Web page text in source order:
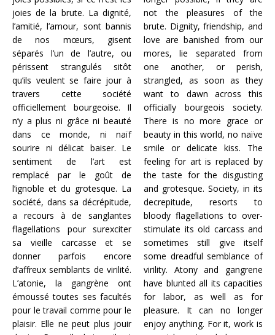
joies de la brute. La dignité,
l’amitié, l’amour, sont bannis
de nos mœurs, gisent
séparés l’un de l’autre, ou
périssent strangulés sitôt
qu’ils veulent se faire jour à
travers cette société
officiellement bourgeoise. Il
n’y a plus ni grâce ni beauté
dans ce monde, ni naïf
sourire ni délicat baiser. Le
sentiment de l’art est
remplacé par le goût de
l’ignoble et du grotesque. La
société, dans sa décrépitude,
a recours à de sanglantes
flagellations pour surexciter
sa vieille carcasse et se
donner parfois encore
d’affreux semblants de virilité.
L’atonie, la gangrène ont
émoussé toutes ses facultés
pour le travail comme pour le
plaisir. Elle ne peut plus jouir
not the pleasures of the
brute. Dignity, friendship, and
love are banished from our
mores, lie separated from
one another, or perish,
strangled, as soon as they
want to dawn across this
officially bourgeois society.
There is no more grace or
beauty in this world, no naïve
smile or delicate kiss. The
feeling for art is replaced by
the taste for the disgusting
and grotesque. Society, in its
decrepitude, resorts to
bloody flagellations to over-
stimulate its old carcass and
sometimes still give itself
some dreadful semblance of
virility. Atony and gangrene
have blunted all its capacities
for labor, as well as for
pleasure. It can no longer
enjoy anything. For it, work is